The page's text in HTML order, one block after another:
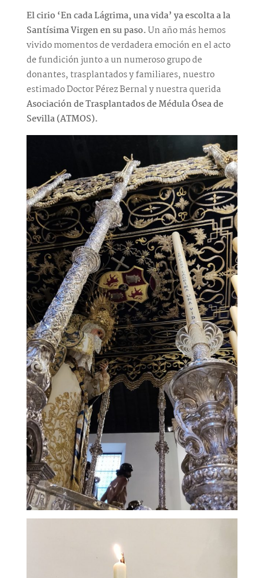
El cirio ‘En cada Lágrima, una vida’ ya escolta a la
Santísima Virgen en su paso.Un año más hemos
vivido momentos de verdadera emoción en el acto
de fundición junto a un numeroso grupo de
donantes, trasplantados y familiares, nuestro
estimado Doctor Pérez Bernal y nuestra querida
Asociación de Trasplantados de Médula Ósea de
Sevilla (ATMOS).